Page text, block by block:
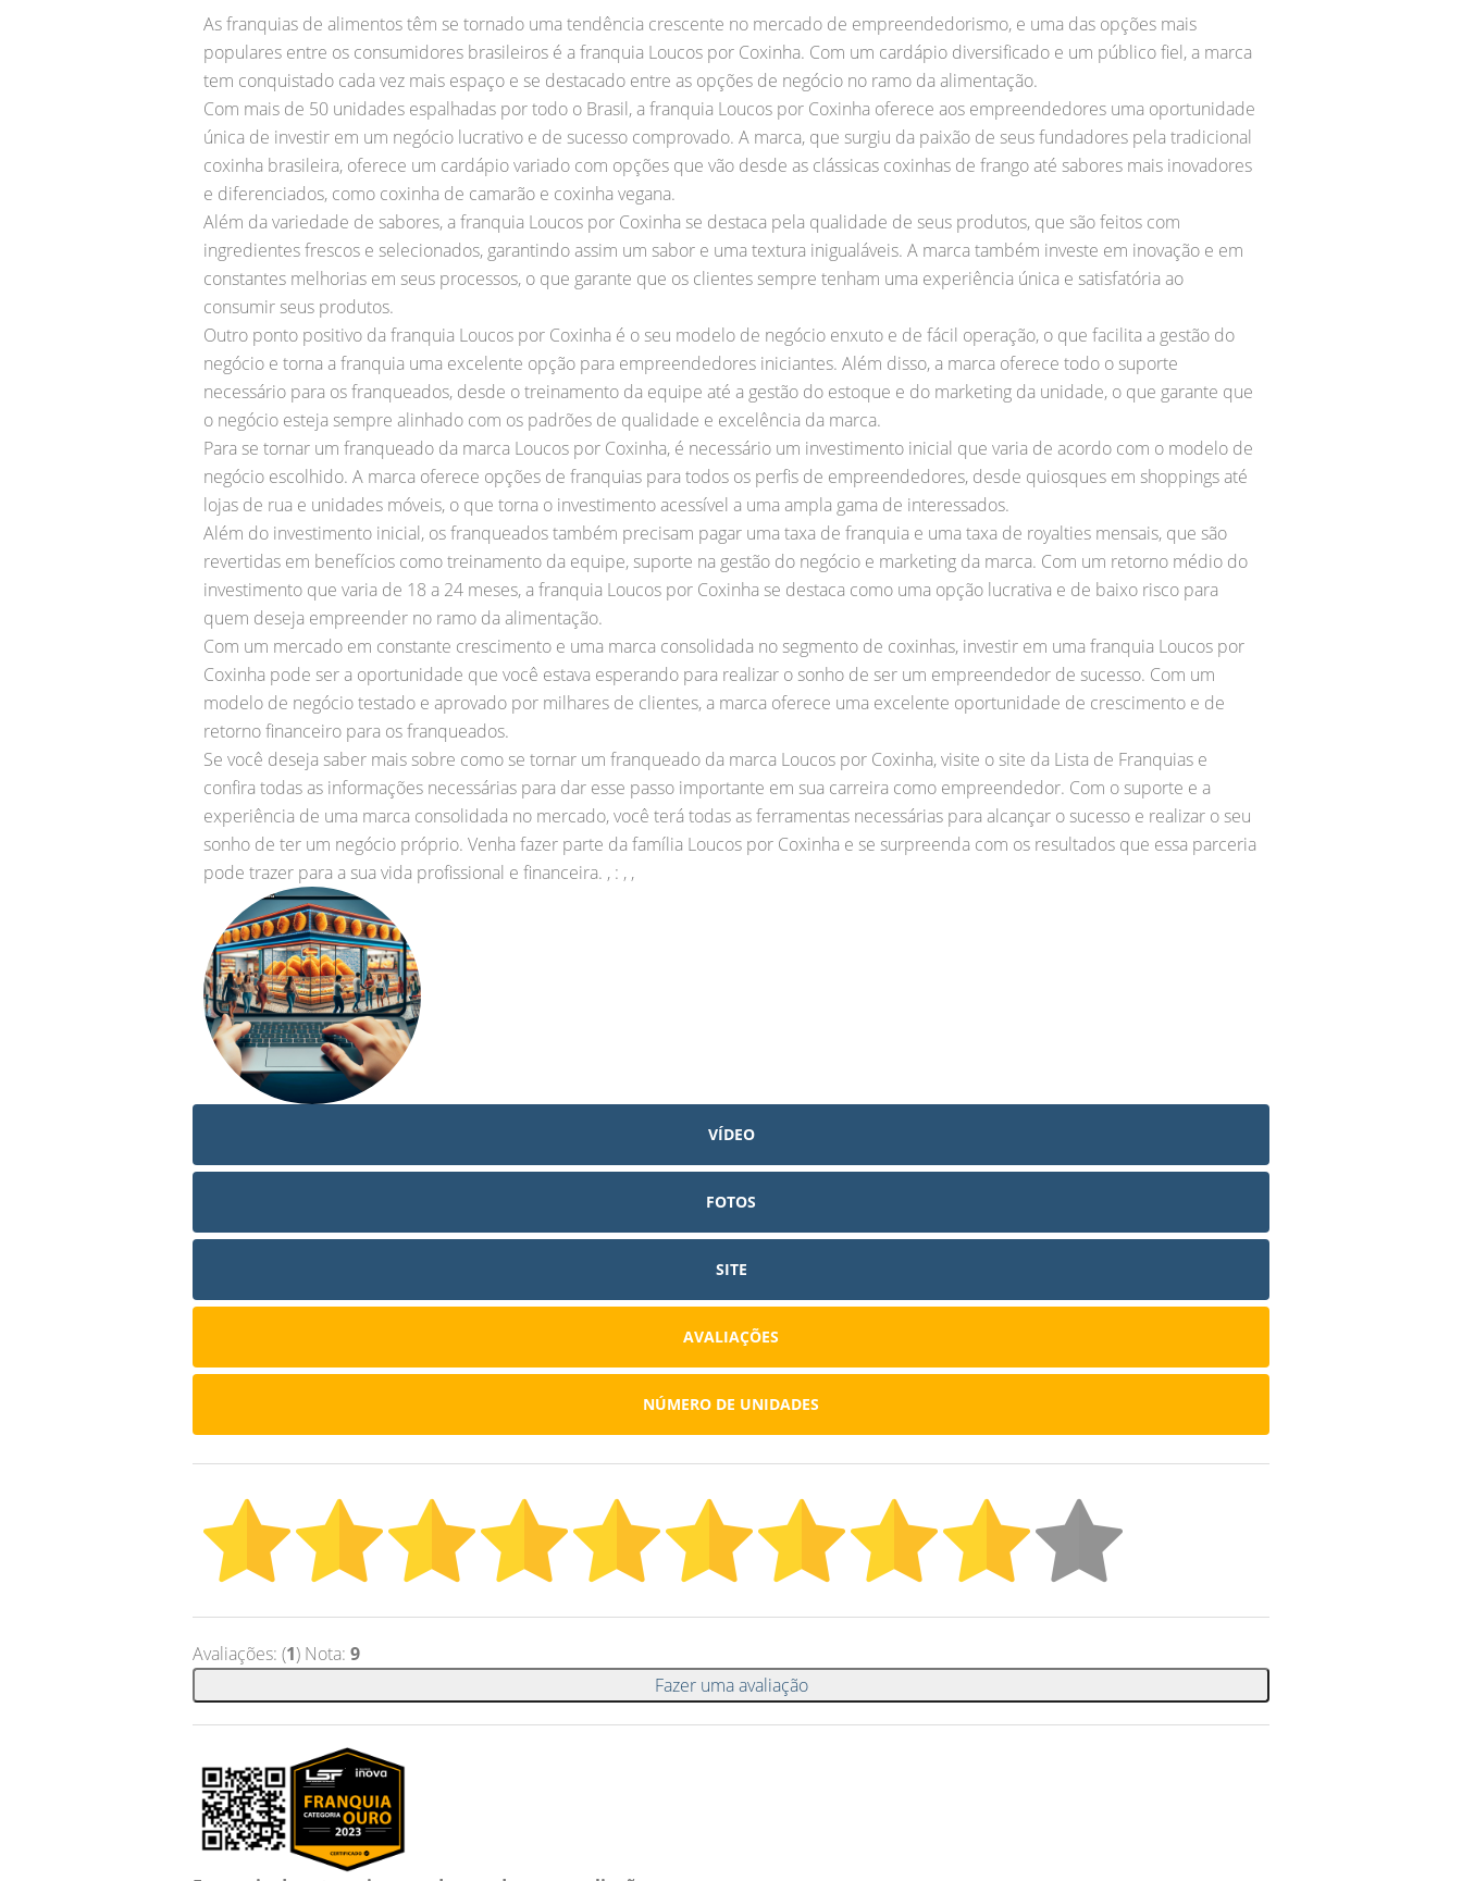
As franquias de alimentos têm se tornado uma tendência crescente no mercado de empreendedorismo, e uma das opções mais
populares entre os consumidores brasileiros é a franquia Loucos por Coxinha. Com um cardápio diversificado e um público fiel, a marca
tem conquistado cada vez mais espaço e se destacado entre as opções de negócio no ramo da alimentação.
Com mais de 50 unidades espalhadas por todo o Brasil, a franquia Loucos por Coxinha oferece aos empreendedores uma oportunidade
única de investir em um negócio lucrativo e de sucesso comprovado. A marca, que surgiu da paixão de seus fundadores pela tradicional
coxinha brasileira, oferece um cardápio variado com opções que vão desde as clássicas coxinhas de frango até sabores mais inovadores
e diferenciados, como coxinha de camarão e coxinha vegana.
Além da variedade de sabores, a franquia Loucos por Coxinha se destaca pela qualidade de seus produtos, que são feitos com
ingredientes frescos e selecionados, garantindo assim um sabor e uma textura inigualáveis. A marca também investe em inovação e em
constantes melhorias em seus processos, o que garante que os clientes sempre tenham uma experiência única e satisfatória ao
consumir seus produtos.
Outro ponto positivo da franquia Loucos por Coxinha é o seu modelo de negócio enxuto e de fácil operação, o que facilita a gestão do
negócio e torna a franquia uma excelente opção para empreendedores iniciantes. Além disso, a marca oferece todo o suporte
necessário para os franqueados, desde o treinamento da equipe até a gestão do estoque e do marketing da unidade, o que garante que
o negócio esteja sempre alinhado com os padrões de qualidade e excelência da marca.
Para se tornar um franqueado da marca Loucos por Coxinha, é necessário um investimento inicial que varia de acordo com o modelo de
negócio escolhido. A marca oferece opções de franquias para todos os perfis de empreendedores, desde quiosques em shoppings até
lojas de rua e unidades móveis, o que torna o investimento acessível a uma ampla gama de interessados.
Além do investimento inicial, os franqueados também precisam pagar uma taxa de franquia e uma taxa de royalties mensais, que são
revertidas em benefícios como treinamento da equipe, suporte na gestão do negócio e marketing da marca. Com um retorno médio do
investimento que varia de 18 a 24 meses, a franquia Loucos por Coxinha se destaca como uma opção lucrativa e de baixo risco para
quem deseja empreender no ramo da alimentação.
Com um mercado em constante crescimento e uma marca consolidada no segmento de coxinhas, investir em uma franquia Loucos por
Coxinha pode ser a oportunidade que você estava esperando para realizar o sonho de ser um empreendedor de sucesso. Com um
modelo de negócio testado e aprovado por milhares de clientes, a marca oferece uma excelente oportunidade de crescimento e de
retorno financeiro para os franqueados.
Se você deseja saber mais sobre como se tornar um franqueado da marca Loucos por Coxinha, visite o site da Lista de Franquias e
confira todas as informações necessárias para dar esse passo importante em sua carreira como empreendedor. Com o suporte e a
experiência de uma marca consolidada no mercado, você terá todas as ferramentas necessárias para alcançar o sucesso e realizar o seu
sonho de ter um negócio próprio. Venha fazer parte da família Loucos por Coxinha e se surpreenda com os resultados que essa parceria
pode trazer para a sua vida profissional e financeira. , : , ,
VÍDEO
FOTOS
SITE
AVALIAÇÕES
NÚMERO DE UNIDADES
Avaliações: (1) Nota: 9
Fazer uma avaliação